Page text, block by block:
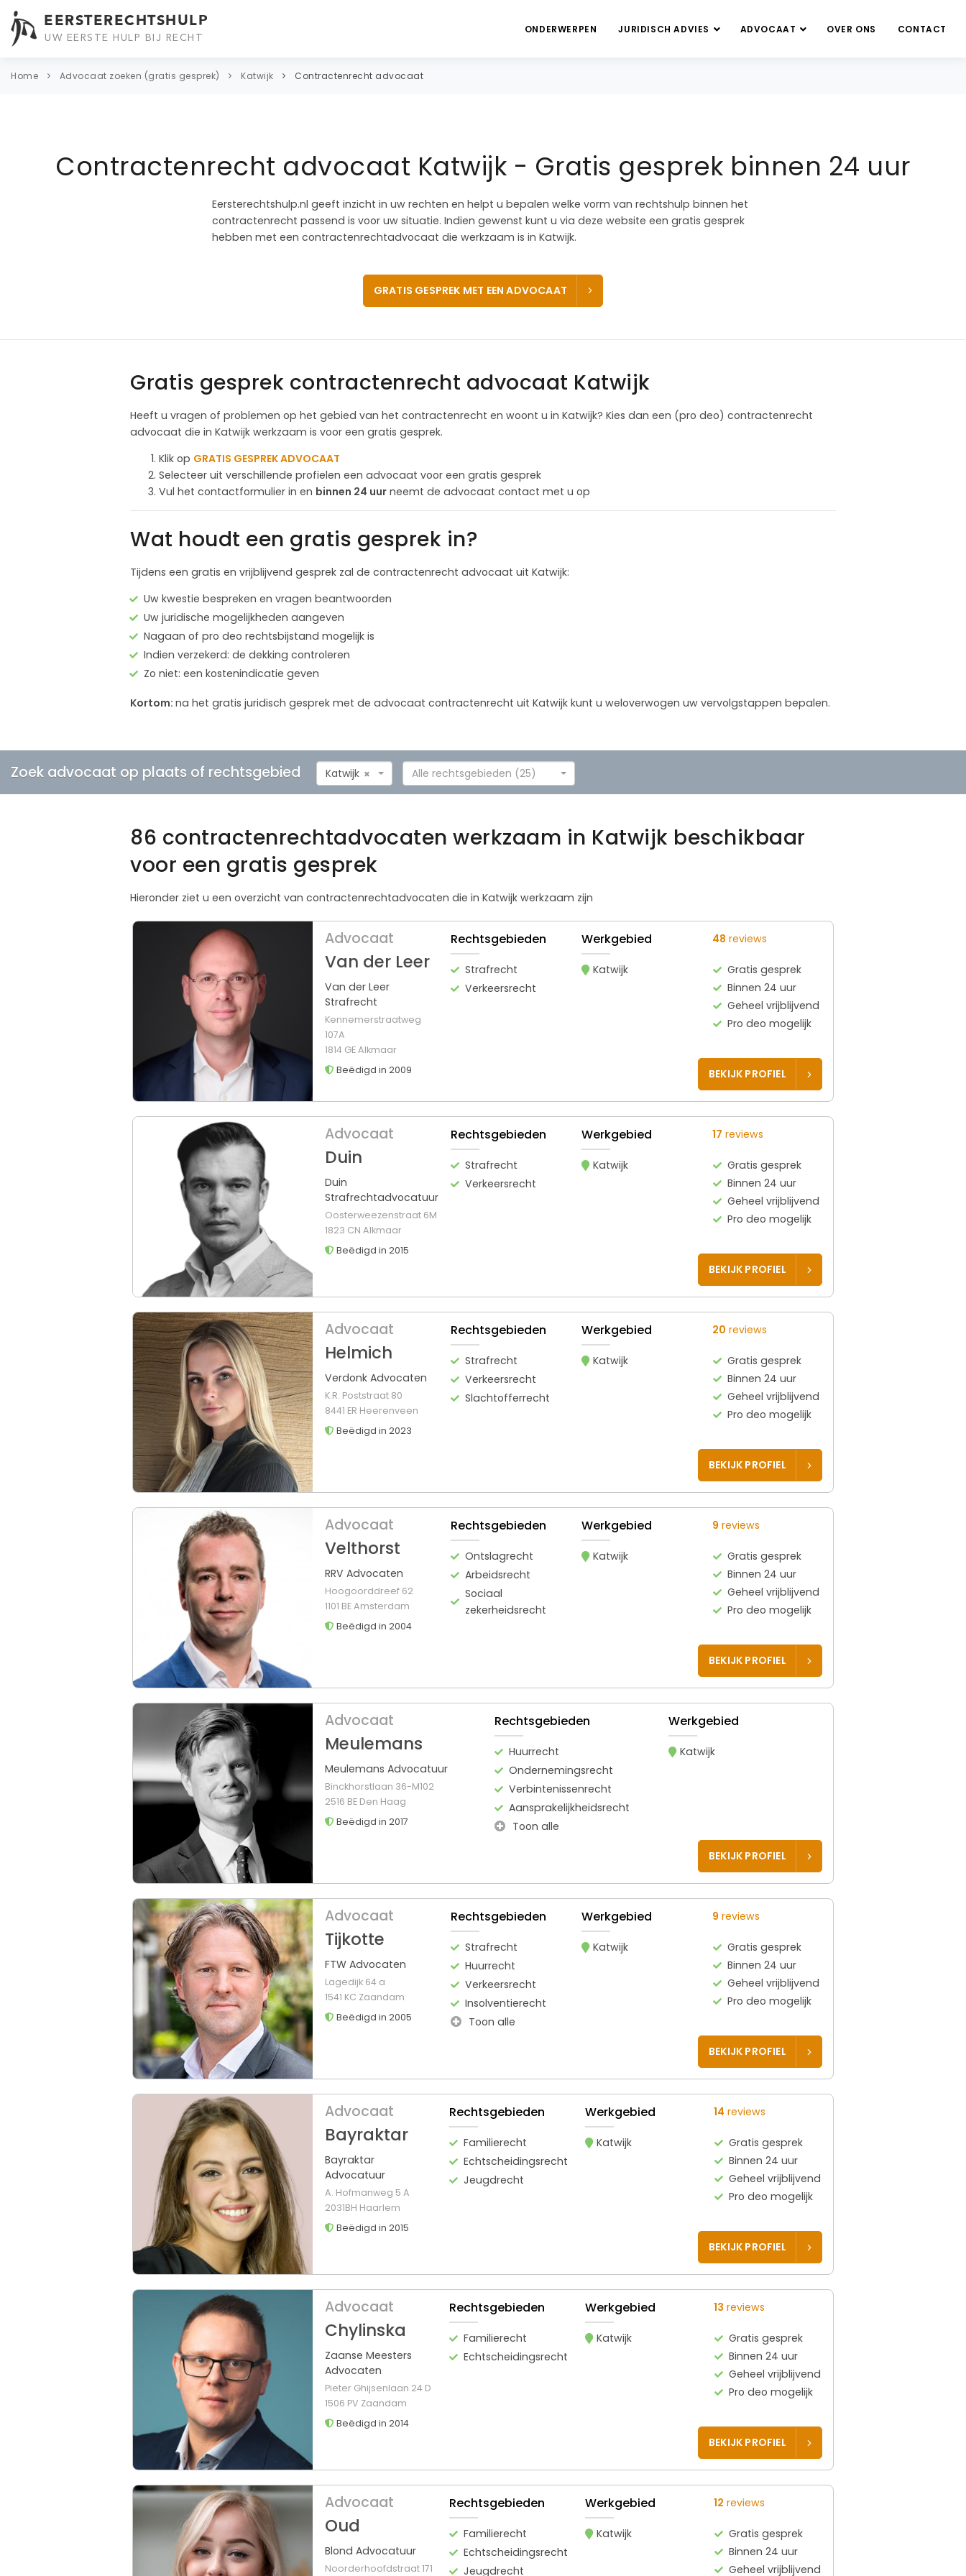
EERSTERECHTSHULP
UW EERSTE HULP BIJ RECHT
ONDERWERPEN JURIDISCH ADVIES ADVOCAAT OVER ONS CONTACT
Home Advocaat zoeken (gratis gesprek) Katwijk Contractenrecht advocaat
Contractenrecht advocaat Katwijk - Gratis gesprek binnen 24 uur
Eersterechtshulp.nl geeft inzicht in uw rechten en helpt u bepalen welke vorm van rechtshulp binnen het
contractenrecht passend is voor uw situatie. Indien gewenst kunt u via deze website een gratis gesprek
hebben met een contractenrechtadvocaat die werkzaam is in Katwijk.
GRATIS GESPREK MET EEN ADVOCAAT
Gratis gesprek contractenrecht advocaat Katwijk
Heeft u vragen of problemen op het gebied van het contractenrecht en woont u in Katwijk? Kies dan een (pro deo) contractenrecht
advocaat die in Katwijk werkzaam is voor een gratis gesprek.
Klik op GRATIS GESPREK ADVOCAAT
Selecteer uit verschillende profielen een advocaat voor een gratis gesprek
Vul het contactformulier in en binnen 24 uur neemt de advocaat contact met u op
Wat houdt een gratis gesprek in?
Tijdens een gratis en vrijblijvend gesprek zal de contractenrecht advocaat uit Katwijk:
Uw kwestie bespreken en vragen beantwoorden
Uw juridische mogelijkheden aangeven
Nagaan of pro deo rechtsbijstand mogelijk is
Indien verzekerd: de dekking controleren
Zo niet: een kostenindicatie geven
Kortom: na het gratis juridisch gesprek met de advocaat contractenrecht uit Katwijk kunt u weloverwogen uw vervolgstappen bepalen.
Zoek advocaat op plaats of rechtsgebied ×
Katwijk Alle rechtsgebieden (25)
86 contractenrechtadvocaten werkzaam in Katwijk beschikbaar
voor een gratis gesprek
Hieronder ziet u een overzicht van contractenrechtadvocaten die in Katwijk werkzaam zijn
Advocaat
Van der Leer
Van der Leer
Strafrecht
Kennemerstraatweg
107A
1814 GE Alkmaar
Beëdigd in 2009
Rechtsgebieden
Strafrecht
Verkeersrecht
Werkgebied
Katwijk
48 reviews
Gratis gesprek
Binnen 24 uur
Geheel vrijblijvend
Pro deo mogelijk
BEKIJK PROFIEL
Advocaat
Duin
Duin
Strafrechtadvocatuur
Oosterweezenstraat 6M
1823 CN Alkmaar
Beëdigd in 2015
Rechtsgebieden
Strafrecht
Verkeersrecht
Werkgebied
Katwijk
17 reviews
Gratis gesprek
Binnen 24 uur
Geheel vrijblijvend
Pro deo mogelijk
BEKIJK PROFIEL
Advocaat
Helmich
Verdonk Advocaten
K.R. Poststraat 80
8441 ER Heerenveen
Beëdigd in 2023
Rechtsgebieden
Strafrecht
Verkeersrecht
Slachtofferrecht
Werkgebied
Katwijk
20 reviews
Gratis gesprek
Binnen 24 uur
Geheel vrijblijvend
Pro deo mogelijk
BEKIJK PROFIEL
Advocaat
Velthorst
RRV Advocaten
Hoogoorddreef 62
1101 BE Amsterdam
Beëdigd in 2004
Rechtsgebieden
Ontslagrecht
Arbeidsrecht
Sociaal
zekerheidsrecht
Werkgebied
Katwijk
9 reviews
Gratis gesprek
Binnen 24 uur
Geheel vrijblijvend
Pro deo mogelijk
BEKIJK PROFIEL
Advocaat
Meulemans
Meulemans Advocatuur
Binckhorstlaan 36-M102
2516 BE Den Haag
Beëdigd in 2017
Rechtsgebieden
Huurrecht
Ondernemingsrecht
Verbintenissenrecht
Aansprakelijkheidsrecht
Toon alle
Werkgebied
Katwijk
BEKIJK PROFIEL
Advocaat
Tijkotte
FTW Advocaten
Lagedijk 64 a
1541 KC Zaandam
Beëdigd in 2005
Rechtsgebieden
Strafrecht
Huurrecht
Verkeersrecht
Insolventierecht
Toon alle
Werkgebied
Katwijk
9 reviews
Gratis gesprek
Binnen 24 uur
Geheel vrijblijvend
Pro deo mogelijk
BEKIJK PROFIEL
Advocaat
Bayraktar
Bayraktar
Advocatuur
A. Hofmanweg 5 A
2031BH Haarlem
Beëdigd in 2015
Rechtsgebieden
Familierecht
Echtscheidingsrecht
Jeugdrecht
Werkgebied
Katwijk
14 reviews
Gratis gesprek
Binnen 24 uur
Geheel vrijblijvend
Pro deo mogelijk
BEKIJK PROFIEL
Advocaat
Chylinska
Zaanse Meesters
Advocaten
Pieter Ghijsenlaan 24 D
1506 PV Zaandam
Beëdigd in 2014
Rechtsgebieden
Familierecht
Echtscheidingsrecht
Werkgebied
Katwijk
13 reviews
Gratis gesprek
Binnen 24 uur
Geheel vrijblijvend
Pro deo mogelijk
BEKIJK PROFIEL
Advocaat
Oud
Blond Advocatuur
Noorderhoofdstraat 171
Rechtsgebieden
Familierecht
Echtscheidingsrecht
Jeugdrecht
Werkgebied
Katwijk
12 reviews
Gratis gesprek
Binnen 24 uur
Geheel vrijblijvend